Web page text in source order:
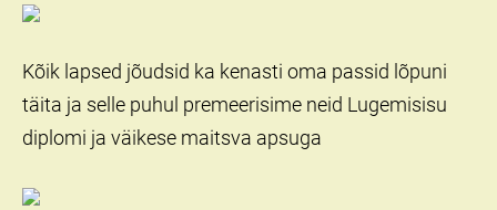
Kõik lapsed jõudsid ka kenasti oma passid lõpuni
täita ja selle puhul premeerisime neid Lugemisisu
diplomi ja väikese maitsva apsuga